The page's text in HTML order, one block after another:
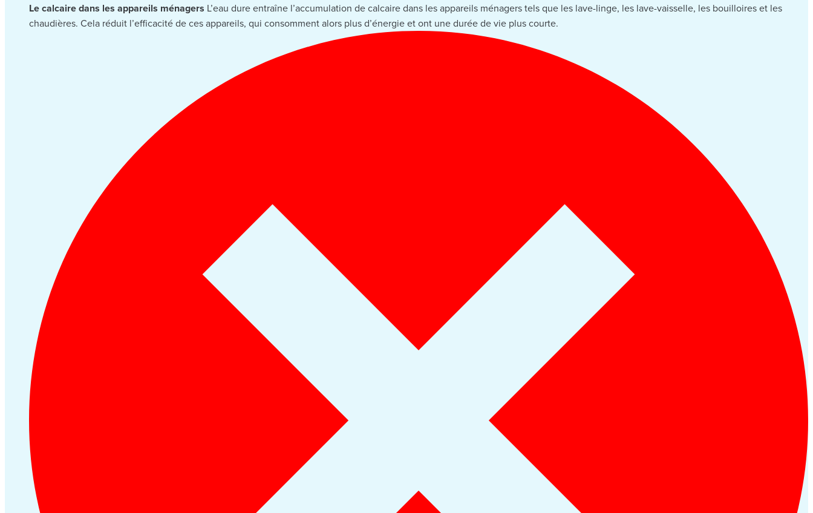
Le calcaire dans les appareils ménagers L’eau dure entraîne l’accumulation de calcaire dans les appareils ménagers tels que les lave-linge, les lave-vaisselle, les bouilloires et les
chaudières. Cela réduit l’efficacité de ces appareils, qui consomment alors plus d’énergie et ont une durée de vie plus courte.